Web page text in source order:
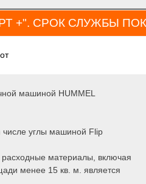
+". СРОК СЛУЖБЫ
машиной HUMMEL
числе углы машиной Flip
материалы, включая
менее 15 кв. м. является